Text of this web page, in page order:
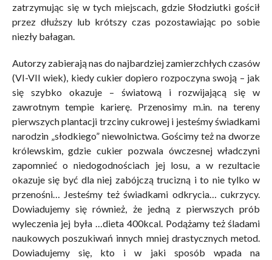
zatrzymując się w tych miejscach, gdzie Słodziutki gościł
przez dłuższy lub krótszy czas pozostawiając po sobie
niezły bałagan.
Autorzy zabierają nas do najbardziej zamierzchłych czasów
(VI-VII wiek), kiedy cukier dopiero rozpoczyna swoją – jak
się szybko okazuje – światową i rozwijającą się w
zawrotnym tempie karierę. Przenosimy m.in. na tereny
pierwszych plantacji trzciny cukrowej i jesteśmy świadkami
narodzin „słodkiego” niewolnictwa. Gościmy też na dworze
królewskim, gdzie cukier pozwala ówczesnej władczyni
zapomnieć o niedogodnościach jej losu, a w rezultacie
okazuje się być dla niej zabójczą trucizną i to nie tylko w
przenośni… Jesteśmy też świadkami odkrycia… cukrzycy.
Dowiadujemy się również, że jedną z pierwszych prób
wyleczenia jej była …dieta 400kcal. Podążamy też śladami
naukowych poszukiwań innych mniej drastycznych metod.
Dowiadujemy się, kto i w jaki sposób wpada na